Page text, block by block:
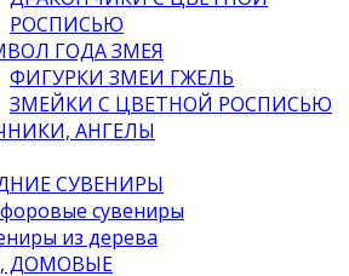
РОСПИСЬЮ
ГОДА ЗМЕЯ
ФИГУРКИ ЗМЕИ ГЖЕЛЬ
ЗМЕЙКИ С ЦВЕТНОЙ РОСПИСЬЮ
АНГЕЛЫ
СУВЕНИРЫ
сувениры
из дерева
ДОМОВЫЕ